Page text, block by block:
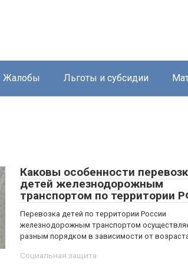
Жалобы Льготы и субсидии
Каковы особенности
детей железнодорожным
транспортом по территории
Перевозка детей по территории России
железнодорожным транспортом
разным порядком в зависимости от
Социальная защита